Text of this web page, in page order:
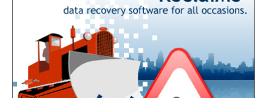
Конференция
Системные программы
Софт